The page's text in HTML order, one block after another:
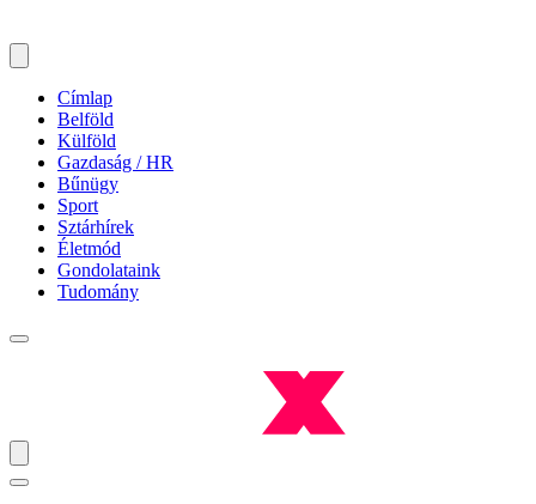
Címlap
Belföld
Külföld
Gazdaság / HR
Bűnügy
Sport
Sztárhírek
Életmód
Gondolataink
Tudomány